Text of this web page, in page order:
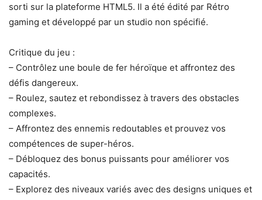
sorti sur la plateforme HTML5. Il a été édité par Rétro
gaming et développé par un studio non spécifié.
Critique du jeu :
– Contrôlez une boule de fer héroïque et affrontez des
défis dangereux.
– Roulez, sautez et rebondissez à travers des obstacles
complexes.
– Affrontez des ennemis redoutables et prouvez vos
compétences de super-héros.
– Débloquez des bonus puissants pour améliorer vos
capacités.
– Explorez des niveaux variés avec des designs uniques et